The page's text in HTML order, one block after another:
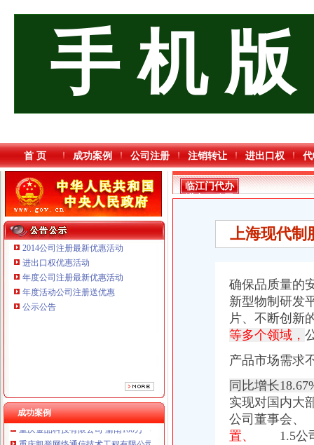
手 机 版
首 页 成功案例 公司注册 注销转让 进出口权
2014公司注册最新优惠活动
进出口权优惠活动
年度公司注册最新优惠活动
年度活动公司注册送优惠
公示公告
成功案例
重庆海谛升进出口贸易有限公司 渝北100万 （进出口权）
重庆逸道医疗器械有限公司
重庆欧氏科技发展有限公司 渝九50万 （进出口权）
重庆市明诚塑料制品有限责任公司 渝高100万 （进出口权）
重庆金品科技有限公司 渝南100万 （进出口权）
重庆凯誉网络通信技术工程有限公司 渝中300万 （工商变更）
重庆佳技维科技发展有限公司 渝南100万 （进出口权）
临江门代办
进出口公司
上海现代制
确保品质量的
新型物制研发
片、 不断创新
等多个领域，
产品市场需求
同比增长
实现对国内大
公司董事会、
置、
1.5公